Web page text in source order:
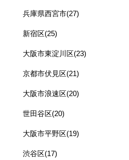
兵庫県西宮市(27)
新宿区(25)
大阪市東淀川区(23)
京都市伏見区(21)
大阪市浪速区(20)
世田谷区(20)
大阪市平野区(19)
渋谷区(17)